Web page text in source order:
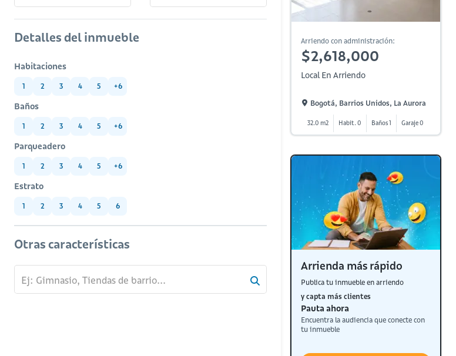
Detalles del inmueble
Habitaciones
1 2 3 4 5 +6
Baños
1 2 3 4 5 +6
Parqueadero
1 2 3 4 5 +6
Estrato
1 2 3 4 5 6
Otras características
Arriendo con administración:
$2,618,000
Local En Arriendo
Bogotá, Barrios Unidos, La Aurora
32.0 m2 Habit. 0 Baños 1 Garaje 0
Arrienda más rápido
Publica tu inmueble en arriendo
y capta más clientes
Pauta ahora
Encuentra la audiencia que conecte con
tu inmueble